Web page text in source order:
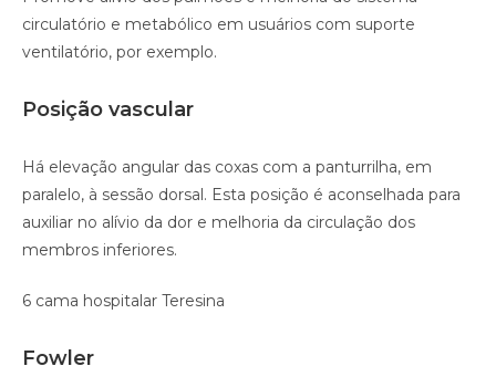
circulatório e metabólico em usuários com suporte
ventilatório, por exemplo.
Posição vascular
Há elevação angular das coxas com a panturrilha, em
paralelo, à sessão dorsal. Esta posição é aconselhada para
auxiliar no alívio da dor e melhoria da circulação dos
membros inferiores.
6 cama hospitalar Teresina
Fowler